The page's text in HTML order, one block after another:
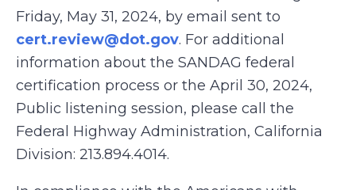
Friday, May 31, 2024, by email sent to
cert.review@dot.gov. For additional
information about the SANDAG federal
certification process or the April 30, 2024,
Public listening session, please call the
Federal Highway Administration, California
Division: 213.894.4014.